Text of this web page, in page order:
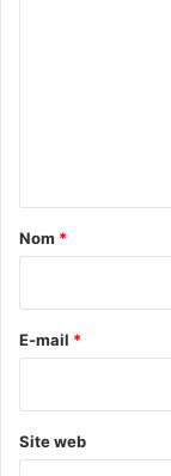
a
e
Nom *
E-mail *
Site web